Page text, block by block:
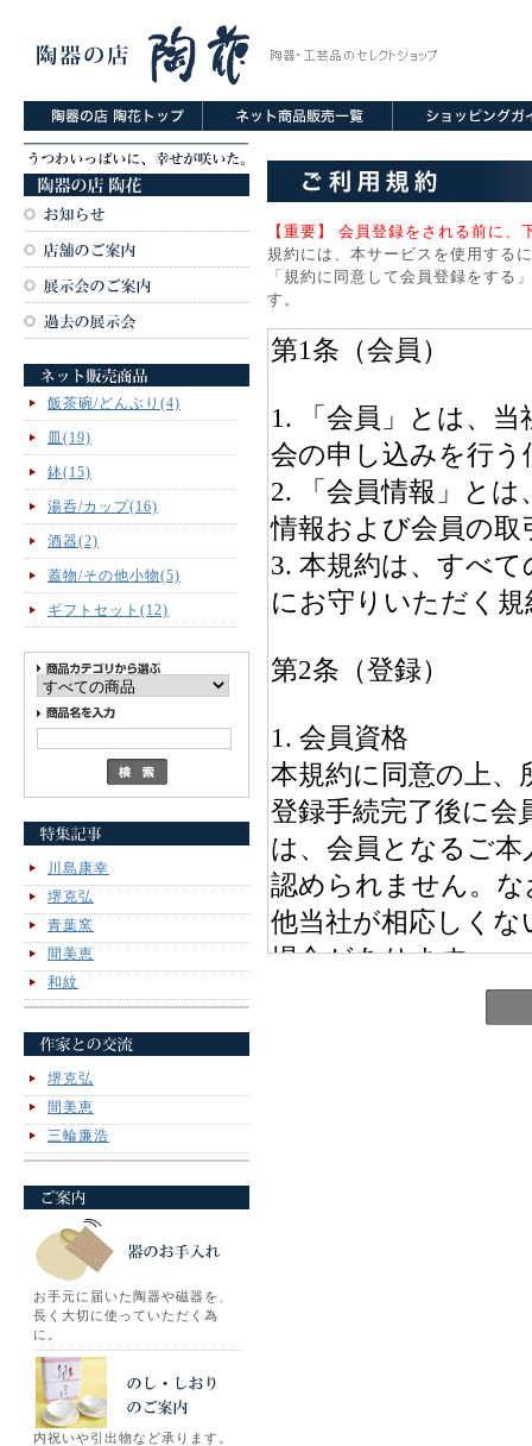
飯茶碗/どんぶり(4)
皿(19)
鉢(15)
湯呑/カップ(16)
酒器(2)
蓋物/その他小物(5)
ギフトセット(12)
川島康幸
堺克弘
青葉窯
間美恵
和紋
堺克弘
間美恵
三輪廉浩
お手元に届いた陶器や磁器を、
長く大切に使っていただく為
に。
内祝いや引出物など承ります。
【重要】 会員登録をされる前に
規約には、本サービスを使用する
「規約に同意して会員登録をする
す。